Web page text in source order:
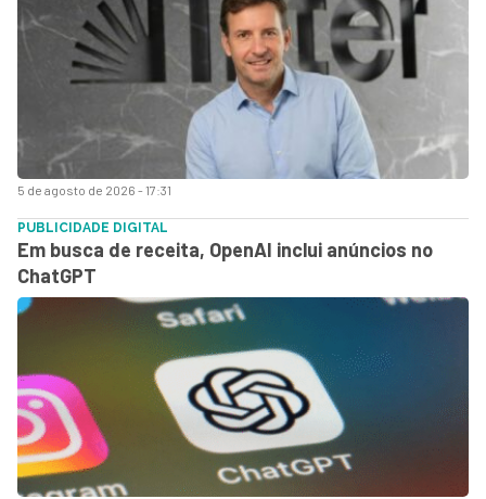
5 de agosto de 2026 - 17:31
PUBLICIDADE DIGITAL
Em busca de receita, OpenAI inclui anúncios no
ChatGPT